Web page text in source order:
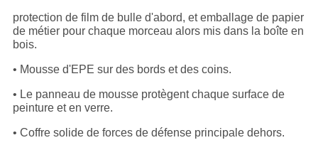
protection de film de bulle d'abord, et emballage de papier
de métier pour chaque morceau alors mis dans la boîte en
bois.
• Mousse d'EPE sur des bords et des coins.
• Le panneau de mousse protègent chaque surface de
peinture et en verre.
• Coffre solide de forces de défense principale dehors.